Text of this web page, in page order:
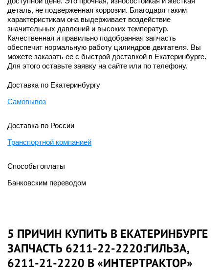
деталь, не подверженная коррозии. Благодаря таким
характеристикам она выдерживает воздействие
значительных давлений и высоких температур.
Качественная и правильно подобранная запчасть
обеспечит нормальную работу цилиндров двигателя. Вы
можете заказать ее с быстрой доставкой в Екатеринбурге.
Для этого оставьте заявку на сайте или по телефону.
Доставка по Екатеринбургу
Самовывоз
Доставка по России
Транспортной компанией
Способы оплаты
Банковским переводом
5 ПРИЧИН КУПИТЬ В ЕКАТЕРИНБУРГЕ
ЗАПЧАСТЬ 6211-22-2220:ГИЛЬЗА,
6211-21-2220 В «ИНТЕРТРАКТОР»